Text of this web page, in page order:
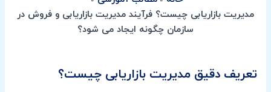
مدیریت بازاریابی چیست؟ فرآیند مدیریت بازاریابی و فروش در
سازمان چگونه ایجاد می شود؟
تعریف دقیق مدیریت بازاریابی چیست؟